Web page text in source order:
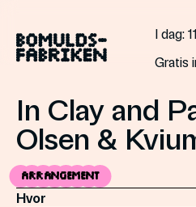
content
I dag:
Gratis
In Clay and
Olsen &
Arrangement
Hvor